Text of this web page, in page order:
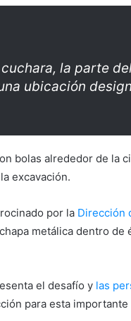
la parte
ubicación
bolas alrededor de la
excavación.
por la Dirección
metálica dentro de
el desafío y las
para esta importante